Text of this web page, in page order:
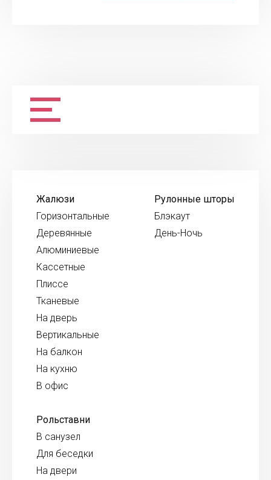
Жалюзи
Горизонтальные
Деревянные
Алюминиевые
Кассетные
Плиссе
Тканевые
На дверь
Вертикальные
На балкон
На кухню
В офис
Рулонные шторы
Блэкаут
День-Ночь
Рольставни
В санузел
Для беседки
На двери